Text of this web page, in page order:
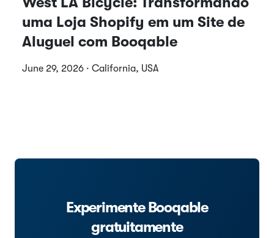
uma Loja Shopify em um Site de
Aluguel com Booqable
June 29, 2026 · California, USA
Experimente Booqable
gratuitamente